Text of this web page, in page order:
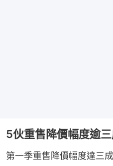
5伙重售降價幅度逾
第一季重售降價幅度達三